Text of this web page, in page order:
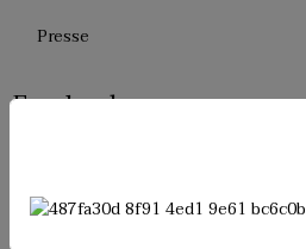
Presse
Facebook
Album photos